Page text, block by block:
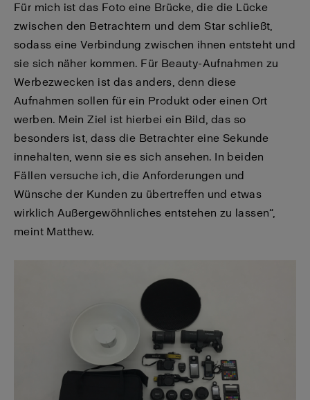
Für mich ist das Foto eine Brücke, die die Lücke
zwischen den Betrachtern und dem Star schließt,
sodass eine Verbindung zwischen ihnen entsteht und
sie sich näher kommen. Für Beauty-Aufnahmen zu
Werbezwecken ist das anders, denn diese
Aufnahmen sollen für ein Produkt oder einen Ort
werben. Mein Ziel ist hierbei ein Bild, das so
besonders ist, dass die Betrachter eine Sekunde
innehalten, wenn sie es sich ansehen. In beiden
Fällen versuche ich, die Anforderungen und
Wünsche der Kunden zu übertreffen und etwas
wirklich Außergewöhnliches entstehen zu lassen“,
meint Matthew.